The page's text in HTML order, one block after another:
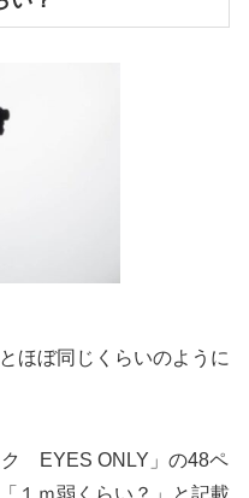
ほぼ同じくらいのように
ク EYES ONLY」の48ペ